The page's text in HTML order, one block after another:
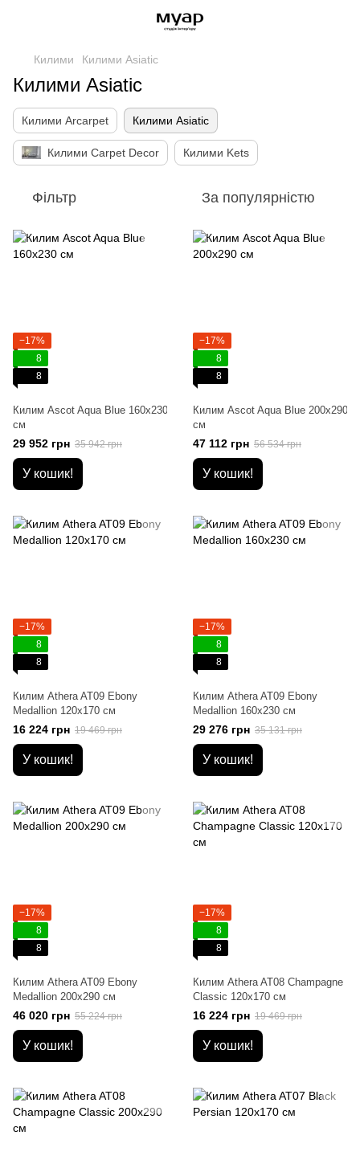
Килими Килими Asiatic
Килими Asiatic
Килими Arcarpet Килими Asiatic
Килими Carpet Decor Килими Kets
Фільтр За популярністю
−17%
8
8
Килим Ascot Aqua Blue 160x230
см
29 952 грн 35 942 грн
У кошик!
−17%
8
8
Килим Ascot Aqua Blue 200x290
см
47 112 грн 56 534 грн
У кошик!
−17%
8
8
Килим Athera AT09 Ebony
Medallion 120х170 см
16 224 грн 19 469 грн
У кошик!
−17%
8
8
Килим Athera AT09 Ebony
Medallion 160х230 см
29 276 грн 35 131 грн
У кошик!
−17%
8
8
Килим Athera AT09 Ebony
Medallion 200х290 см
46 020 грн 55 224 грн
У кошик!
−17%
8
8
Килим Athera AT08 Champagne
Classic 120х170 см
16 224 грн 19 469 грн
У кошик!